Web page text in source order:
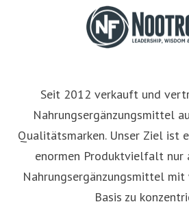
Seit 2012 verkauft und
Nahrungsergänzungsmittel
Qualitätsmarken. Unser Ziel ist
enormen Produktvielfalt nur
Nahrungsergänzungsmittel
Basis zu